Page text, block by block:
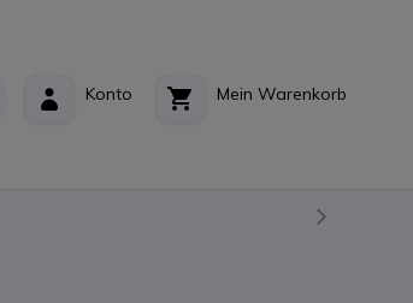
Mein Warenkorb
Konto